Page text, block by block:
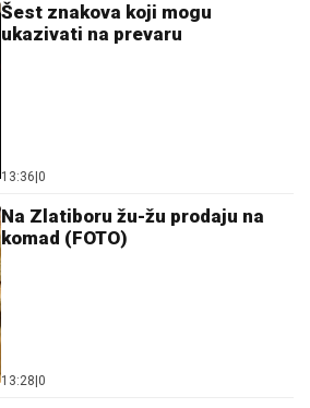
Šest znakova koji mogu
ukazivati na prevaru
13:36 0
Na Zlatiboru žu-žu prodaju na
komad (FOTO)
13:28 0